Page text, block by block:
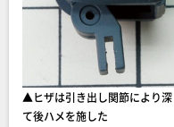
▲ヒザは引き出し関節により
て後ハメを施した